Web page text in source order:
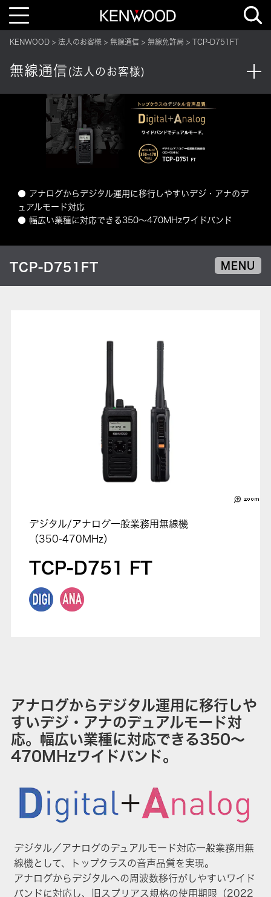
T
l
a
v
g
KENWOOD 法人のお客様 無線通信 無線免許局 TCP-D751FT
無線通信 (法人のお客様)
TCP-D751FT MENU
● アナログからデジタル運用に移行しやすいデジ・アナのデ
ュアルモード対応
● 幅広い業種に対応できる350～470MHzワイドバンド
デジタル/アナログ一般業務用無線機
（350-470MHz）
TCP-D751 FT
アナログからデジタル運用に移行しや
すいデジ・アナのデュアルモード対
応。幅広い業種に対応できる350〜
470MHzワイドバンド。
デジタル／アナログのデュアルモード対応一般業務用無
線機として、トップクラスの音声品質を実現。
アナログからデジタルへの周波数移行がしやすいワイド
バンドに対応し、旧スプリアス規格の使用期限（2022